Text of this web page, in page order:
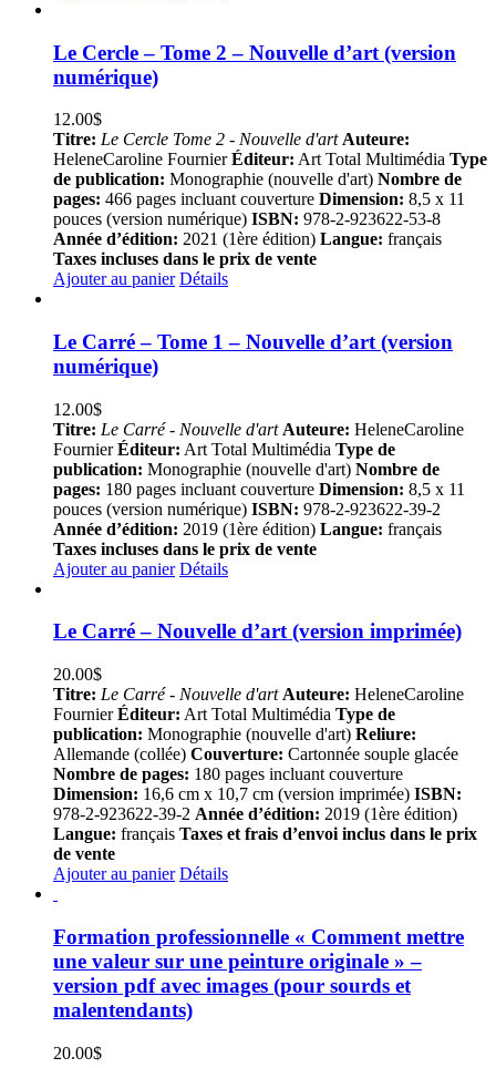
Le Cercle – Tome 2 – Nouvelle d’art (version
numérique)
12.00$
Titre: Le Cercle Tome 2 - Nouvelle d'art Auteure:
HeleneCaroline FournierÉditeur: Art Total Multimédia Type
de publication: Monographie (nouvelle d'art) Nombre de
pages: 466 pages incluant couverture Dimension: 8,5 x 11
pouces (version numérique) ISBN: 978-2-923622-53-8
Année d’édition: 2021 (1ère édition) Langue: français
Taxes incluses dans le prix de vente
Ajouter au panier Détails
Le Carré – Tome 1 – Nouvelle d’art (version
numérique)
12.00$
Titre: Le Carré - Nouvelle d'art Auteure: HeleneCaroline
FournierÉditeur: Art Total Multimédia Type de
publication: Monographie (nouvelle d'art) Nombre de
pages: 180 pages incluant couverture Dimension: 8,5 x 11
pouces (version numérique) ISBN: 978-2-923622-39-2
Année d’édition: 2019 (1ère édition) Langue: français
Taxes incluses dans le prix de vente
Ajouter au panier Détails
Le Carré – Nouvelle d’art (version imprimée)
20.00$
Titre: Le Carré - Nouvelle d'art Auteure: HeleneCaroline
FournierÉditeur: Art Total Multimédia Type de
publication: Monographie (nouvelle d'art) Reliure:
Allemande (collée) Couverture: Cartonnée souple glacée
Nombre de pages: 180 pages incluant couverture
Dimension: 16,6 cm x 10,7 cm (version imprimée) ISBN:
978-2-923622-39-2 Année d’édition: 2019 (1ère édition)
Langue: français Taxes et frais d’envoi inclus dans le prix
de vente
Ajouter au panier Détails
Formation professionnelle « Comment mettre
une valeur sur une peinture originale » –
version pdf avec images (pour sourds et
malentendants)
20.00$